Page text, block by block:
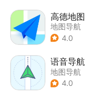
高德地图
地图导航
4.0
语音导航
地图导航
4.0